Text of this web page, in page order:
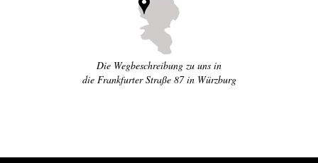
Die Wegbeschreibung zu uns in
die Frankfurter Straße 87 in Würzburg